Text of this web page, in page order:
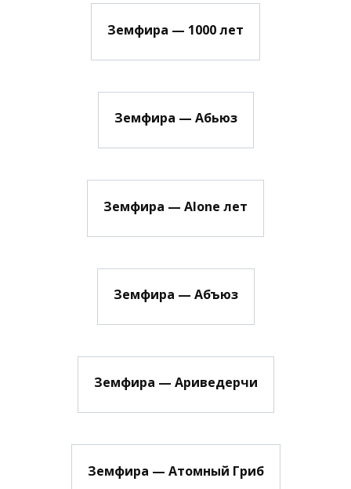
Земфира — 1000 лет
Земфира — Абьюз
Земфира — Alone лет
Земфира — Абъюз
Земфира — Ариведерчи
Земфира — Атомный Гриб